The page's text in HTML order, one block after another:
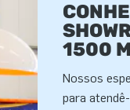
1500
Nossos
para